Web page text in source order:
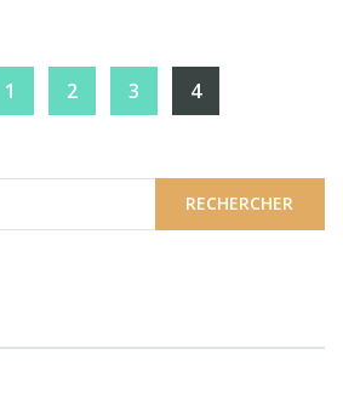
1 2 3 4